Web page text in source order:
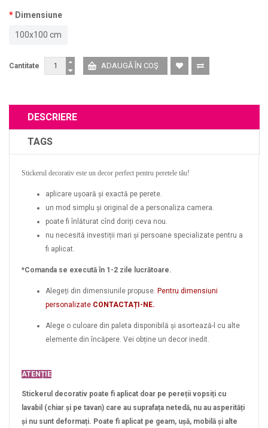
Dimensiune
100x100 cm
Cantitate
DESCRIERE
TAGS
Stickerul decorativ este un decor perfect pentru peretele tău!
aplicare ușoară și exactă pe perete.
un mod simplu și original de a personaliza camera.
poate fi înlăturat cînd doriți ceva nou.
nu necesită investiții mari și persoane specializate pentru a
fi aplicat.
*Comanda se execută în 1-2 zile lucrătoare.
Alegeți din dimensiunile propuse. Pentru dimensiuni
personalizate CONTACTAȚI-NE.
Alege o culoare din paleta disponibilă și asortează-l cu alte
elemente din încăpere. Vei obține un decor inedit.
ATENȚIE
Stickerul decorativ poate fi aplicat doar pe pereții vopsiți cu
lavabil (chiar și pe tavan) care au suprafața netedă, nu au asperități
și nu sunt deformați. Poate fi aplicat pe geam, ușă, mobilă și alte